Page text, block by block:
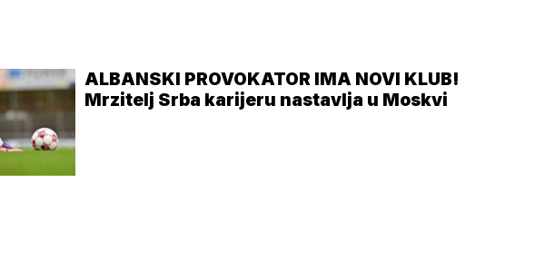
ALBANSKI PROVOKATOR IMA NOVI KLUB!
Mrzitelj Srba karijeru nastavlja u Moskvi